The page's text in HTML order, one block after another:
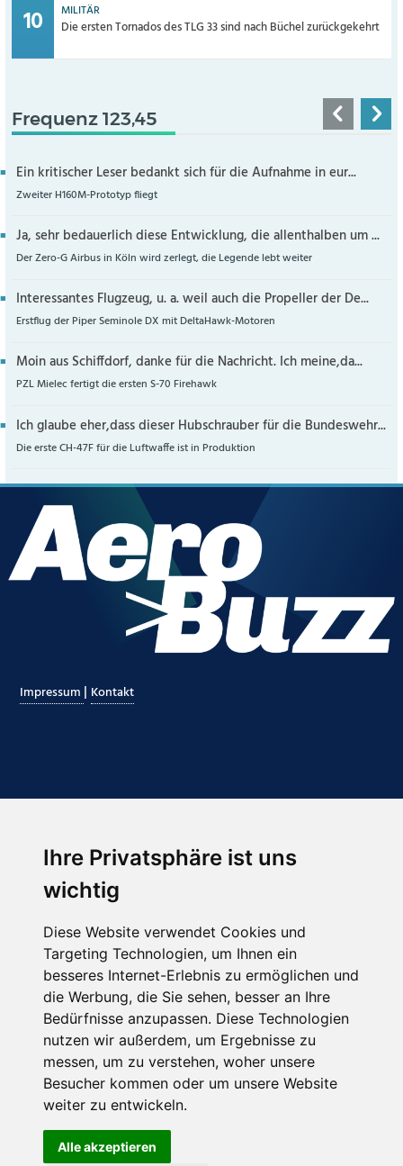
Ihre Privatsphäre ist uns
wichtig
Diese Website verwendet Cookies und
Targeting Technologien, um Ihnen ein
besseres Internet-Erlebnis zu ermöglichen und
die Werbung, die Sie sehen, besser an Ihre
Bedürfnisse anzupassen. Diese Technologien
nutzen wir außerdem, um Ergebnisse zu
messen, um zu verstehen, woher unsere
Besucher kommen oder um unsere Website
weiter zu entwickeln.
Alle akzeptieren
MILITÄR
Die ersten Tornados des TLG 33 sind nach Büchel zurückgekehrt
Frequenz 123,45
Ein kritischer Leser bedankt sich für die Aufnahme in eur...
Zweiter H160M-Prototyp fliegt
Ja, sehr bedauerlich diese Entwicklung, die allenthalben um ...
Der Zero-G Airbus in Köln wird zerlegt, die Legende lebt weiter
Interessantes Flugzeug, u. a. weil auch die Propeller der De...
Erstflug der Piper Seminole DX mit DeltaHawk-Motoren
Moin aus Schiffdorf, danke für die Nachricht. Ich meine,da...
PZL Mielec fertigt die ersten S-70 Firehawk
Ich glaube eher,dass dieser Hubschrauber für die Bundeswehr...
Die erste CH-47F für die Luftwaffe ist in Produktion
Impressum | Kontakt
Hier finden Sie uns auch
Abonnieren Sie unseren Newsletter
Email*